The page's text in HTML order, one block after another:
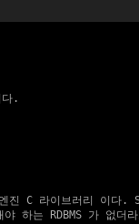
.
진 C 라이브러리 이다.
하는 RDBMS 가 없더